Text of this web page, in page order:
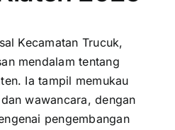
Kecamatan Trucuk,
mendalam tentang
Ia tampil memukau
wawancara, dengan
pengembangan